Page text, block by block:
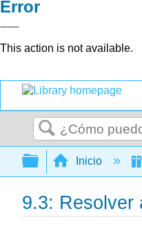
Error
This action is not available.
Buscar
Expandir/
Inicio
9.3: Resolver